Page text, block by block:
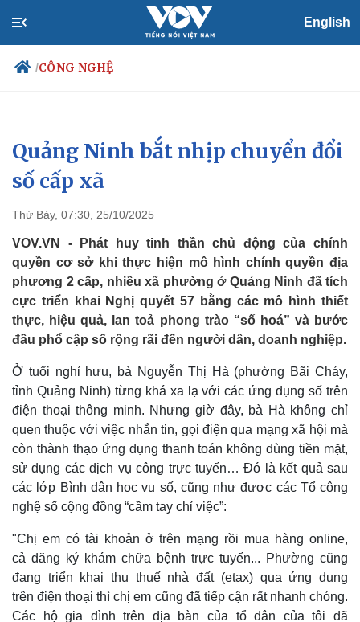
English
/CÔNG NGHỆ
Chính trị
Đảng
Tổ chức nhân sự
Nhận diện sự thật
Xã hội
Việc làm
Biển đảo
Quảng Ninh bắt nhịp chuyển đổi
số cấp xã
Thứ Bảy, 07:30, 25/10/2025
VOV.VN - Phát huy tinh thần chủ động của chính
quyền cơ sở khi thực hiện mô hình chính quyền địa
phương 2 cấp, nhiều xã phường ở Quảng Ninh đã tích
cực triển khai Nghị quyết 57 bằng các mô hình thiết
thực, hiệu quả, lan toả phong trào “số hoá” và bước
đầu phổ cập số rộng rãi đến người dân, doanh nghiệp.
Ở tuổi nghỉ hưu, bà Nguyễn Thị Hà (phường Bãi Cháy,
tỉnh Quảng Ninh) từng khá xa lạ với các ứng dụng số trên
điện thoại thông minh. Nhưng giờ đây, bà Hà không chỉ
quen thuộc với việc nhắn tin, gọi điện qua mạng xã hội mà
còn thành thạo ứng dụng thanh toán không dùng tiền mặt,
sử dụng các dịch vụ công trực tuyến… Đó là kết quả sau
các lớp Bình dân học vụ số, cũng như được các Tổ công
nghệ số cộng đồng “cầm tay chỉ việc”:
"Chị em có tài khoản ở trên mạng rồi mua hàng online,
cả đăng ký khám chữa bệnh trực tuyến... Phường cũng
đang triển khai thu thuế nhà đất (etax) qua ứng dụng
trên điện thoại thì chị em cũng đã tiếp cận rất nhanh chóng.
Các hộ gia đình trên địa bàn của tổ dân của tôi đã